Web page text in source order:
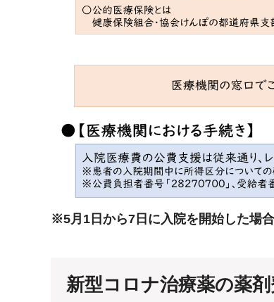
※5月1日から7日に入院を開始した場
新型コロナ治療薬の薬